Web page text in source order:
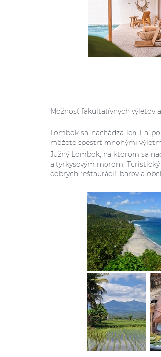
Možnosť fakultatívnych výletov
Lombok sa nachádza len 1 a
môžete spestrť mnohými
Južný Lombok, na ktorom sa
a tyrkysovým morom.
dobrých reštaurácií, barov a